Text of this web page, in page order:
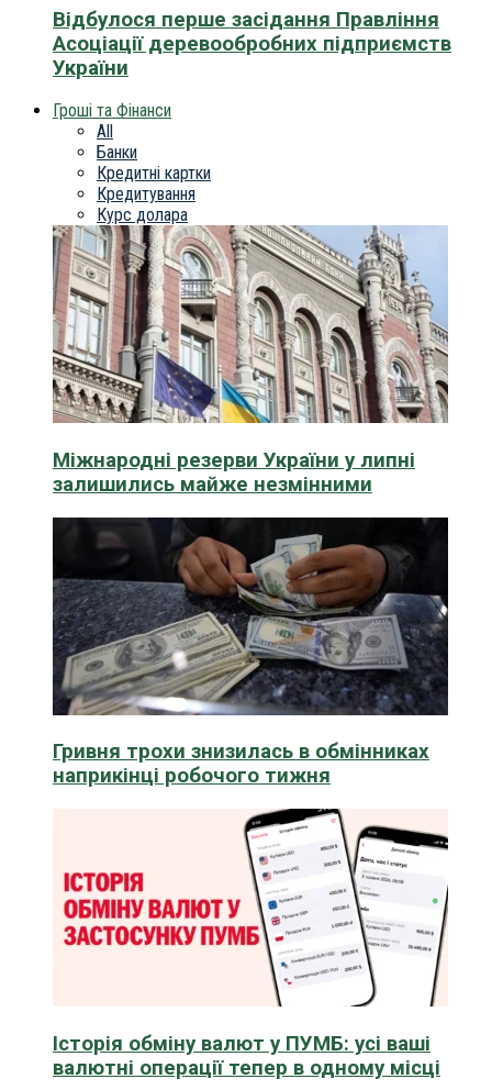
Відбулося перше засідання Правління
Асоціації деревообробних підприємств
України
Гроші та Фінанси
All
Банки
Кредитні картки
Кредитування
Курс долара
Міжнародні резерви України у липні
залишились майже незмінними
Гривня трохи знизилась в обмінниках
наприкінці робочого тижня
Історія обміну валют у ПУМБ: усі ваші
валютні операції тепер в одному місці